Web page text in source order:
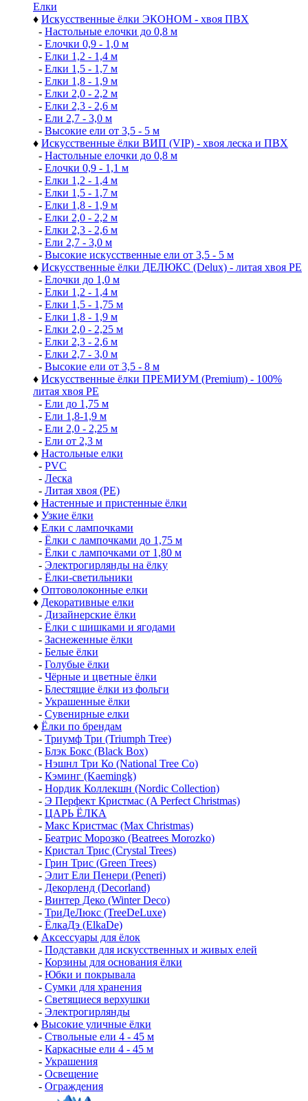
Елки
♦ Искусственные ёлки ЭКОНОМ - хвоя ПВХ
- Настольные елочки до 0,8 м
- Елочки 0,9 - 1,0 м
- Елки 1,2 - 1,4 м
- Елки 1,5 - 1,7 м
- Елки 1,8 - 1,9 м
- Елки 2,0 - 2,2 м
- Елки 2,3 - 2,6 м
- Ели 2,7 - 3,0 м
- Высокие ели от 3,5 - 5 м
♦ Искусственные ёлки ВИП (VIP) - хвоя леска и ПВХ
- Настольные елочки до 0,8 м
- Елочки 0,9 - 1,1 м
- Елки 1,2 - 1,4 м
- Елки 1,5 - 1,7 м
- Елки 1,8 - 1,9 м
- Елки 2,0 - 2,2 м
- Елки 2,3 - 2,6 м
- Ели 2,7 - 3,0 м
- Высокие искусственные ели от 3,5 - 5 м
♦ Искусственные ёлки ДЕЛЮКС (Delux) - литая хвоя РЕ
- Елочки до 1,0 м
- Елки 1,2 - 1,4 м
- Елки 1,5 - 1,75 м
- Елки 1,8 - 1,9 м
- Елки 2,0 - 2,25 м
- Елки 2,3 - 2,6 м
- Елки 2,7 - 3,0 м
- Высокие ели от 3,5 - 8 м
♦ Искусственные ёлки ПРЕМИУМ (Premium) - 100%
литая хвоя РЕ
- Ели до 1,75 м
- Ели 1,8-1,9 м
- Ели 2,0 - 2,25 м
- Ели от 2,3 м
♦ Настольные елки
- PVC
- Леска
- Литая хвоя (РЕ)
♦ Настенные и пристенные ёлки
♦ Узкие ёлки
♦ Елки с лампочками
- Ёлки с лампочками до 1,75 м
- Ёлки с лампочками от 1,80 м
- Электрогирлянды на ёлку
- Ёлки-светильники
♦ Оптоволоконные елки
♦ Декоративные елки
- Дизайнерские ёлки
- Ёлки с шишками и ягодами
- Заснеженные ёлки
- Белые ёлки
- Голубые ёлки
- Чёрные и цветные ёлки
- Блестящие ёлки из фольги
- Украшенные ёлки
- Сувенирные елки
♦ Ёлки по брендам
- Триумф Три (Triumph Tree)
- Блэк Бокс (Black Box)
- Нэшнл Три Ко (National Tree Co)
- Кэминг (Kaemingk)
- Нордик Коллекшн (Nordic Collection)
- Э Перфект Кристмас (A Perfect Christmas)
- ЦАРЬ ЁЛКА
- Макс Кристмас (Max Christmas)
- Беатрис Морозко (Beatrees Morozko)
- Кристал Трис (Crystal Trees)
- Грин Трис (Green Trees)
- Элит Ели Пенери (Peneri)
- Декорленд (Decorland)
- Винтер Деко (Winter Deco)
- ТриДеЛюкс (TreeDeLuxe)
- ЁлкаДэ (ElkaDe)
♦ Аксессуары для ёлок
- Подставки для искусственных и живых елей
- Корзины для основания ёлки
- Юбки и покрывала
- Сумки для хранения
- Светящиеся верхушки
- Электрогирлянды
♦ Высокие уличные ёлки
- Ствольные ели 4 - 45 м
- Каркасные ели 4 - 45 м
- Украшения
- Освещение
- Ограждения